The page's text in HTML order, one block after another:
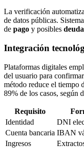
La verificación
de datos públicas.
de pago y posibles
Integración
Plataformas digitales
del usuario para
método reduce el tiempo
89% de los casos, según
Requisito
Identidad
DNI
Cuenta bancaria IBAN
Ingresos